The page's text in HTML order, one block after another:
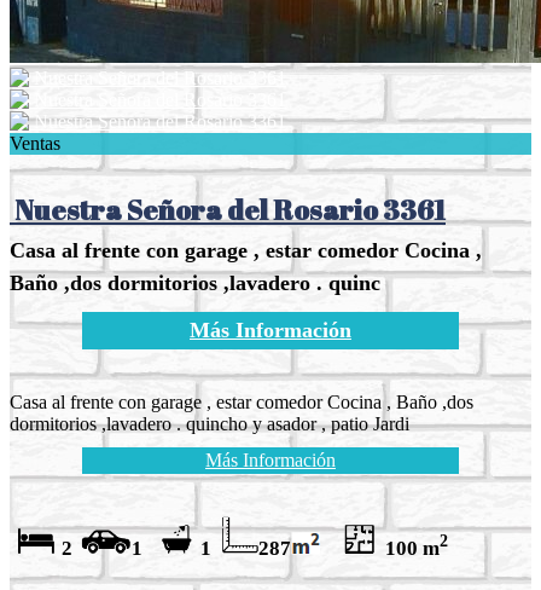
Ventas
Nuestra Señora del Rosario 3361
Casa al frente con garage , estar comedor Cocina ,
Baño ,dos dormitorios ,lavadero . quinc
Más Información
Casa al frente con garage , estar comedor Cocina , Baño ,dos
dormitorios ,lavadero . quincho y asador , patio Jardi
Más Información
2 1 1 287 100 m2